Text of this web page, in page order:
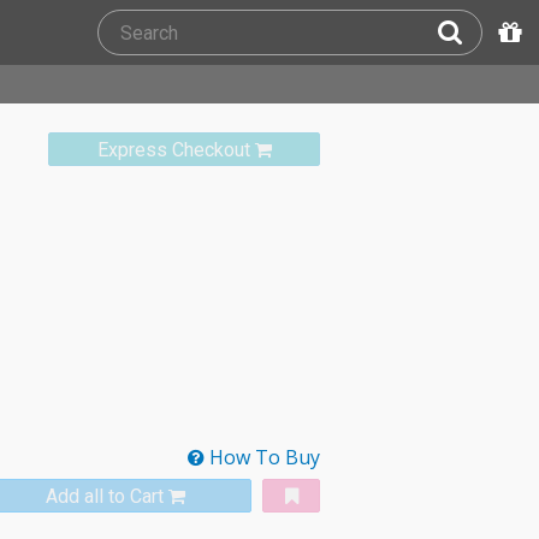
Express Checkout
How To Buy
Add all to Cart